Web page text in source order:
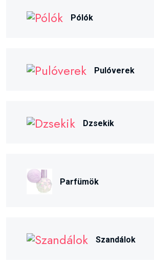
Pólók
Pulóverek
Dzsekik
Parfümök
Szandálok